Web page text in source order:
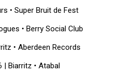
• Super Bruit de Fest
• Berry Social Club
• Aberdeen Records
| Biarritz • Atabal